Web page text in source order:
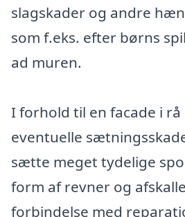
slagskader og andre
som f.eks. efter børns
ad muren.
I forhold til en facade i
eventuelle
sætte meget tydelige
form af revner og
forbindelse med